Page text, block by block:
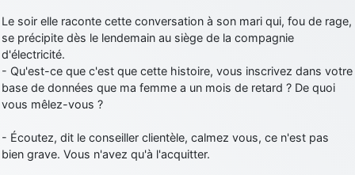
Le soir elle raconte cette conversation à son mari qui, fou de rage,
se précipite dès le lendemain au siège de la compagnie
d'électricité.
- Qu'est-ce que c'est que cette histoire, vous inscrivez dans votre
base de données que ma femme a un mois de retard ? De quoi
vous mêlez-vous ?
- Écoutez, dit le conseiller clientèle, calmez vous, ce n'est pas
bien grave. Vous n'avez qu'à l'acquitter.